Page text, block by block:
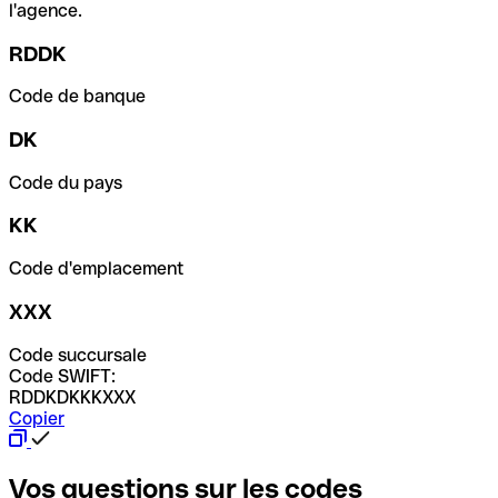
l'agence.
RDDK
Code de banque
DK
Code du pays
KK
Code d'emplacement
XXX
Code succursale
Code SWIFT:
RDDKDKKKXXX
Copier
Vos questions sur les codes